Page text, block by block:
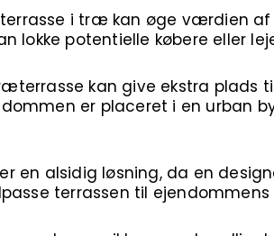
terrasse i træ kan øge værdien
lokke potentielle købere eller
kan give ekstra plads
er placeret i en urban
en alsidig løsning, da en
terrassen til